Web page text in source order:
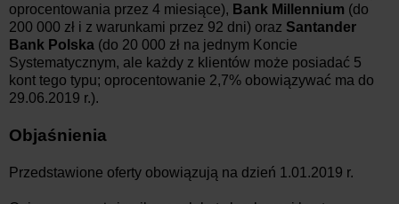
oprocentowania przez 4 miesiące), Bank Millennium (do
200 000 zł i z warunkami przez 92 dni) oraz Santander
Bank Polska (do 20 000 zł na jednym Koncie
Systematycznym, ale każdy z klientów może posiadać 5
kont tego typu; oprocentowanie 2,7% obowiązywać ma do
29.06.2019 r.).
Objaśnienia
Przedstawione oferty obowiązują na dzień 1.01.2019 r.